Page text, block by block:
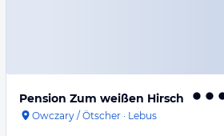
Pension Zum weißen Hirsch
Owczary / Ötscher · Lebus